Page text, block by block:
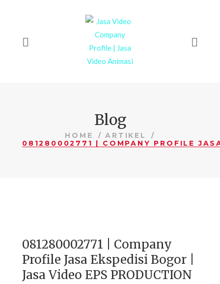
Blog
HOME ARTIKEL
081280002771 | Company
Profile Jasa Ekspedisi Bogor |
Jasa Video EPS PRODUCTION